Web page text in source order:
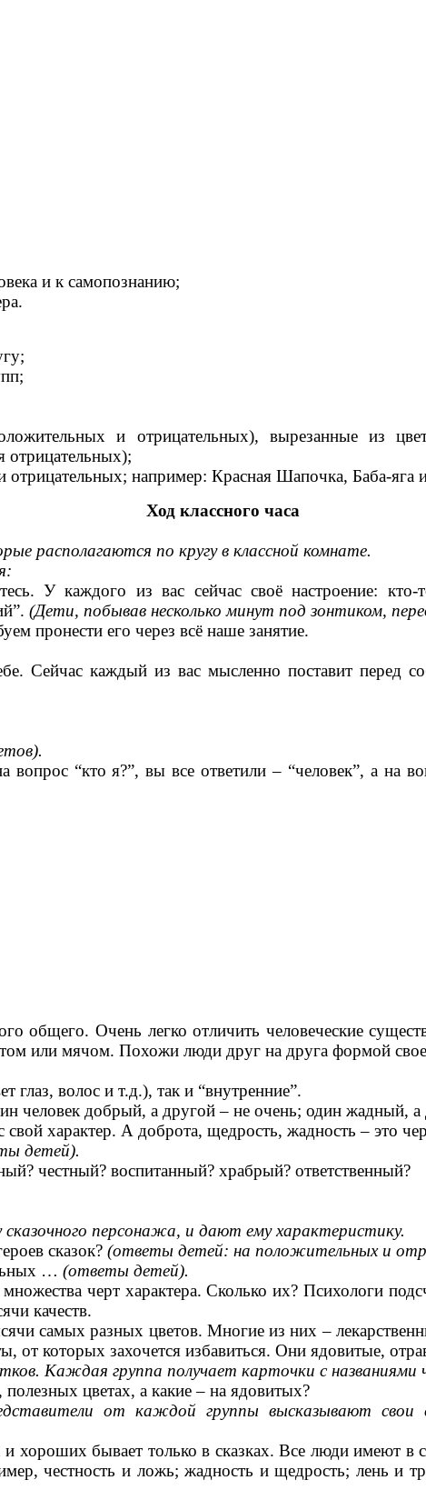
и к самопознанию;
и отрицательных), вырезанные из
отрицательных);
отрицательных; например: Красная Шапочка, Баба-яга
Ход классного часа
располагаются по кругу в классной комнате.
У каждого из вас сейчас своё настроение:
(Дети, побывав несколько минут под зонтиком,
пронести его через всё наше занятие.
каждый из вас мысленно поставит перед
“кто я?”, вы все ответили – “человек”, а на
Очень легко отличить человеческие
или мячом. Похожи люди друг на друга формой
волос и т.д.), так и “внутренние”.
человек добрый, а другой – не очень; один жадный,
характер. А доброта, щедрость, жадность – это
детей).
честный? воспитанный? храбрый? ответственный?
персонажа, и дают ему характеристику.
сказок? (ответы детей: на положительных и
… (ответы детей).
черт характера. Сколько их? Психологи
качеств.
самых разных цветов. Многие из них –
от которых захочется избавиться. Они ядовитые,
Каждая группа получает карточки с названиями
цветах, а какие – на ядовитых?
от каждой группы высказывают
хороших бывает только в сказках. Все люди имеют в
честность и ложь; жадность и щедрость; лень и